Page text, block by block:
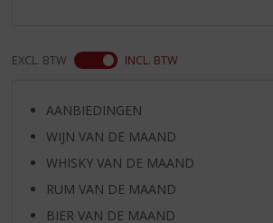
EXCL. BTW INCL. BTW
AANBIEDINGEN
WIJN VAN DE MAAND
WHISKY VAN DE MAAND
RUM VAN DE MAAND
BIER VAN DE MAAND